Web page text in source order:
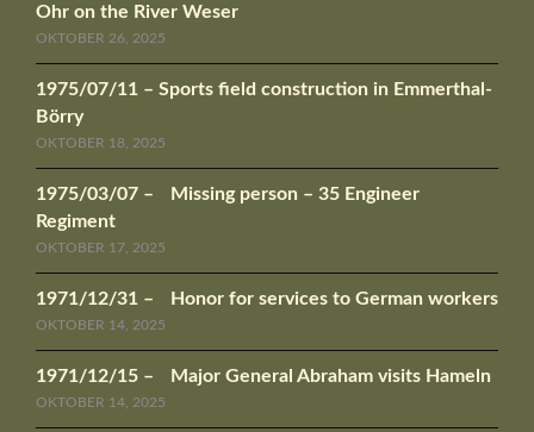
Ohr on the River Weser
OKTOBER 26, 2025
1975/07/11 – Sports field construction in Emmerthal-
Börry
OKTOBER 18, 2025
1975/03/07 – Missing person – 35 Engineer
Regiment
OKTOBER 17, 2025
1971/12/31 – Honor for services to German workers
OKTOBER 14, 2025
1971/12/15 – Major General Abraham visits Hameln
OKTOBER 14, 2025